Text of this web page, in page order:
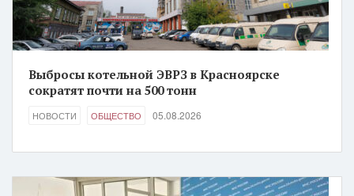
Выбросы котельной ЭВРЗ в Красноярске
сократят почти на 500 тонн
НОВОСТИ ОБЩЕСТВО 05.08.2026